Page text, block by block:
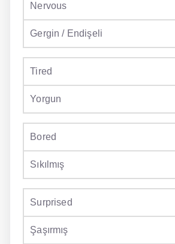
Nervous
Gergin / Endişeli
Tired
Yorgun
Bored
Sıkılmış
Surprised
Şaşırmış